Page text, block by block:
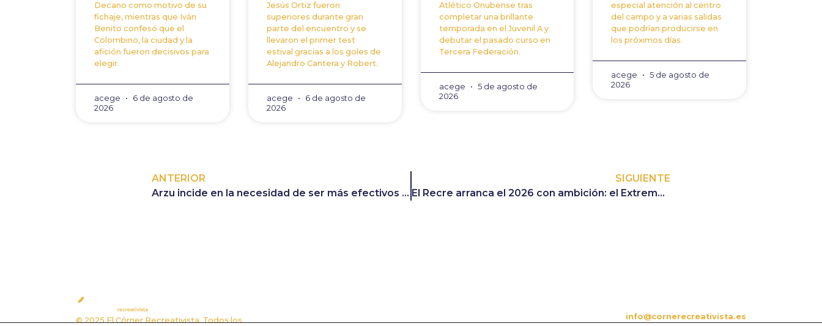
Decano como motivo de su
fichaje, mientras que Iván
Benito confesó que el
Colombino, la ciudad y la
afición fueron decisivos para
elegir.
acege
6 de agosto de
2026
Jesús Ortiz fueron
superiores durante gran
parte del encuentro y se
llevaron el primer test
estival gracias a los goles de
Alejandro Cantera y Robert.
acege
6 de agosto de
2026
Atlético Onubense tras
completar una brillante
temporada en el Juvenil A y
debutar el pasado curso en
Tercera Federación.
acege
5 de agosto de
2026
especial atención al centro
del campo y a varias salidas
que podrían producirse en
los próximos días.
acege
5 de agosto de
2026
ANTERIOR
Arzu incide en la necesidad de ser más efectivos en ataque: «Tenemos que ser lo más dominadores posible y las ocasiones que tengamos, pues ser un poquito más determinantes».
SIGUIENTE
El Recre arranca el 2026 con ambición: el Extremadura medirá las fuerzas del Decano.
© 2025 El Córner Recreativista. Todos los info@cornerecreativista.es